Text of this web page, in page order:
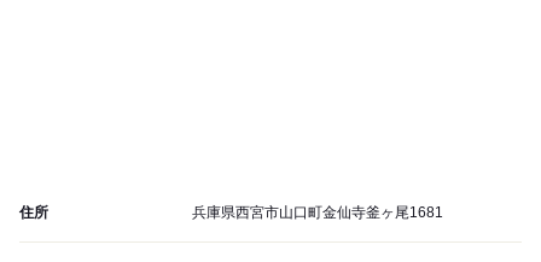
住所 兵庫県西宮市山口町金仙寺釜ヶ尾1681